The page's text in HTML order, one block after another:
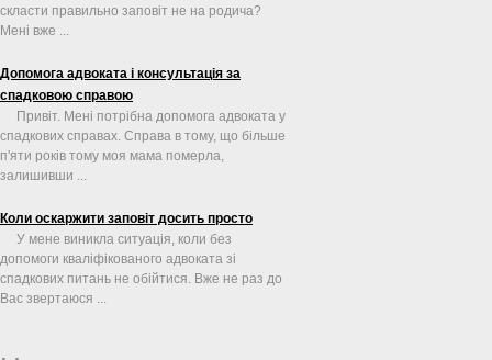
скласти правильно заповіт не на родича?
Мені вже ...
Допомога адвоката і консультація за
спадковою справою
Привіт. Мені потрібна допомога адвоката у
спадкових справах. Справа в тому, що більше
п'яти років тому моя мама померла,
залишивши ...
Коли оскаржити заповіт досить просто
У мене виникла ситуація, коли без
допомоги кваліфікованого адвоката зі
спадкових питань не обійтися. Вже не раз до
Вас звертаюся ...